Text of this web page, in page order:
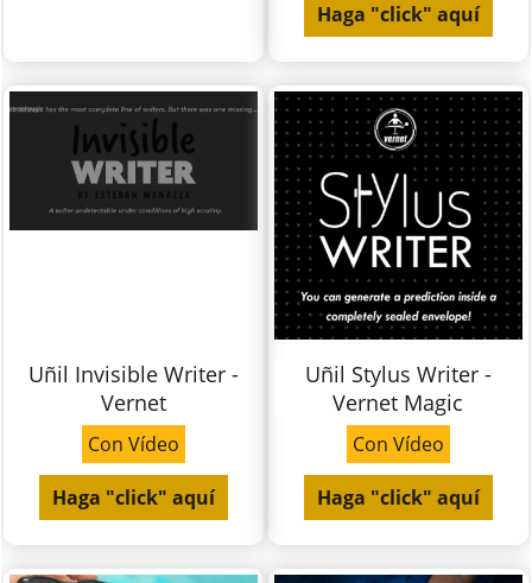
Haga "click" aquí
Uñil Invisible Writer -
Vernet
Con Vídeo
Haga "click" aquí
Uñil Stylus Writer -
Vernet Magic
Con Vídeo
Haga "click" aquí